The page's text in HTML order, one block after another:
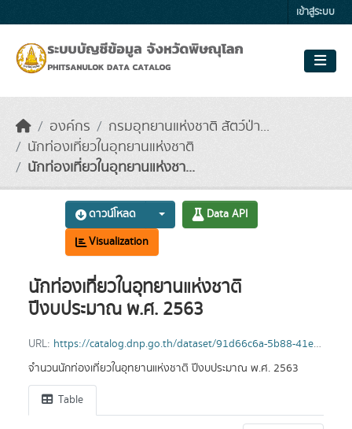
เข้าสู่ระบบ
องค์กร
กรมอุทยานแห่งชาติ สัตว์ป่า...
นักท่องเที่ยวในอุทยานแห่งชาติ
นักท่องเที่ยวในอุทยานแห่งชา...
ดาวน์โหลด
Data API
Visualization
นักท่องเที่ยวในอุทยานแห่งชาติ
ปีงบประมาณ พ.ศ. 2563
URL: https://catalog.dnp.go.th/dataset/91d66c6a-5b88-41ee-8597-11be8aec5aa6/resource/8689d7cd-5a47-4fef-8c0c-65e077be7619/download/tourism63.xlsx
จำนวนนักท่องเที่ยวในอุทยานแห่งชาติ ปีงบประมาณ พ.ศ. 2563
Table